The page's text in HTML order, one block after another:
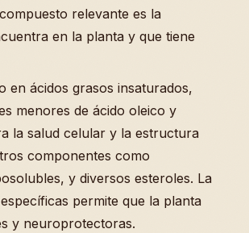
relevante es la
en la planta y que tiene
en ácidos grasos insaturados,
menores de ácido oleico y
la salud celular y la estructura
componentes como
y diversos esteroles. La
permite que la planta
y neuroprotectoras.